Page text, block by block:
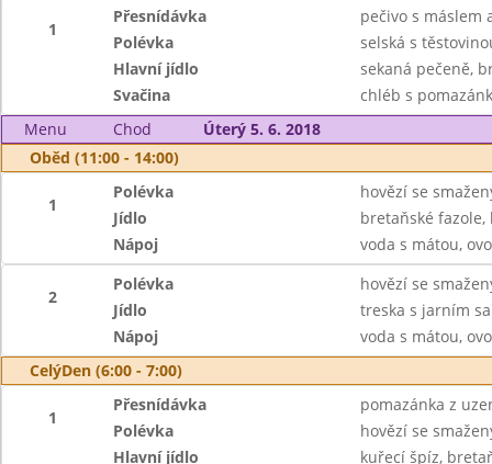
1
Přesnídávka
pečivo s máslem
Polévka
selská s
Hlavní jídlo
sekaná pečeně,
Svačina
chléb s
Menu
Chod
Úterý 5. 6. 2018
Oběd (11:00 - 14:00)
1
Polévka
hovězí se
Jídlo
bretaňské fazole,
Nápoj
voda s mátou,
2
Polévka
hovězí se
Jídlo
treska s jarním
Nápoj
voda s mátou,
CelýDen (6:00 - 7:00)
1
Přesnídávka
pomazánka z
Polévka
hovězí se
Hlavní jídlo
kuřecí špíz,